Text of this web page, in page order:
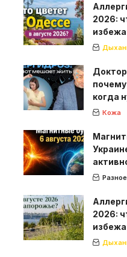
2026:
почему
когда
Кожа
Разное
2026: